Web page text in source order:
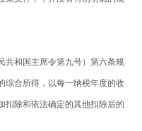
共和国主席令第九号）第六条规
综合所得，以每一纳税年度的收
扣除和依法确定的其他扣除后的